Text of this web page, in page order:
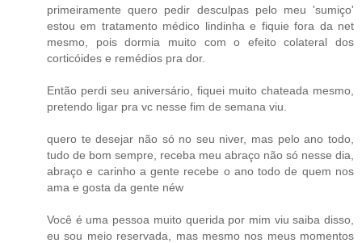
primeiramente quero pedir desculpas pelo meu 'sumiço'
estou em tratamento médico lindinha e fiquie fora da net
mesmo, pois dormia muito com o efeito colateral dos
corticóides e remédios pra dor.
Então perdi seu aniversário, fiquei muito chateada mesmo,
pretendo ligar pra vc nesse fim de semana viu.
quero te desejar não só no seu niver, mas pelo ano todo,
tudo de bom sempre, receba meu abraço não só nesse dia,
abraço e carinho a gente recebe o ano todo de quem nos
ama e gosta da gente néw
Você é uma pessoa muito querida por mim viu saiba disso,
eu sou meio reservada, mas mesmo nos meus momentos